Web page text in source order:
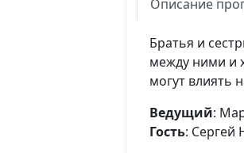
Описание
Братья и
между ними и
могут влиять
Ведущий:
Гость: Сергей